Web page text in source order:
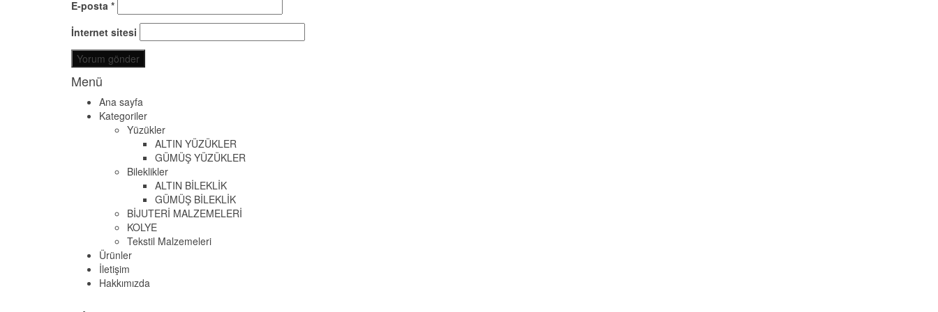
E-posta *
İnternet sitesi
Menü
Ana sayfa
Kategoriler
Yüzükler
ALTIN YÜZÜKLER
GÜMÜŞ YÜZÜKLER
Bileklikler
ALTIN BİLEKLİK
GÜMÜŞ BİLEKLİK
BİJUTERİ MALZEMELERİ
KOLYE
Tekstil Malzemeleri
Ürünler
İletişim
Hakkımızda